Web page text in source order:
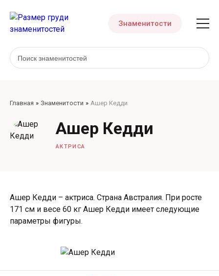
Знаменитости
Главная Знаменитости Ашер Кедди
Ашер Кедди
АКТРИСА
Ашер Кедди – актриса. Страна Австралия. При росте
171 см и весе 60 кг Ашер Кедди имеет следующие
параметры фигуры.